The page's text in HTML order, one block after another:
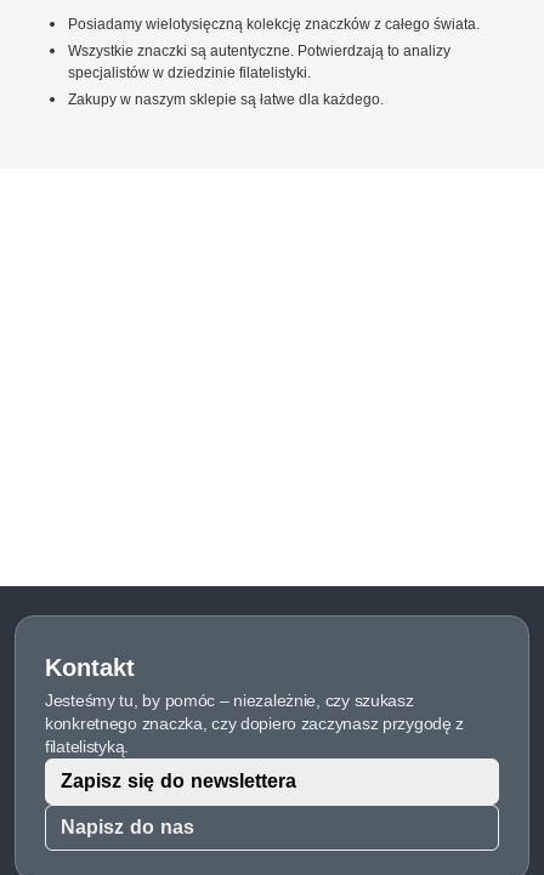
Posiadamy wielotysięczną kolekcję znaczków z całego świata.
Wszystkie znaczki są autentyczne. Potwierdzają to analizy
specjalistów w dziedzinie filatelistyki.
Zakupy w naszym sklepie są łatwe dla każdego.
Kontakt
Jesteśmy tu, by pomóc – niezależnie, czy szukasz
konkretnego znaczka, czy dopiero zaczynasz przygodę z
filatelistyką.
Napisz do nas
Zapisz się do newslettera